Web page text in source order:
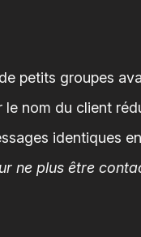
petits groupes
le nom du client
identiques
ne plus être